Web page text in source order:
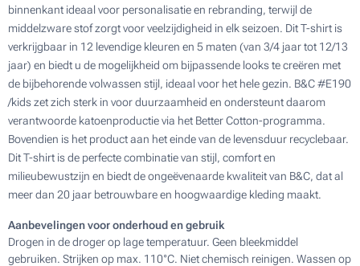
binnenkant ideaal voor personalisatie en rebranding, terwijl de
middelzware stof zorgt voor veelzijdigheid in elk seizoen. Dit T-shirt is
verkrijgbaar in 12 levendige kleuren en 5 maten (van 3/4 jaar tot 12/13
jaar) en biedt u de mogelijkheid om bijpassende looks te creëren met
de bijbehorende volwassen stijl, ideaal voor het hele gezin. B&C #E190
/kids zet zich sterk in voor duurzaamheid en ondersteunt daarom
verantwoorde katoenproductie via het Better Cotton-programma.
Bovendien is het product aan het einde van de levensduur recyclebaar.
Dit T-shirt is de perfecte combinatie van stijl, comfort en
milieubewustzijn en biedt de ongeëvenaarde kwaliteit van B&C, dat al
meer dan 20 jaar betrouwbare en hoogwaardige kleding maakt.
Aanbevelingen voor onderhoud en gebruik
Drogen in de droger op lage temperatuur. Geen bleekmiddel
gebruiken. Strijken op max. 110°C. Niet chemisch reinigen. Wassen op